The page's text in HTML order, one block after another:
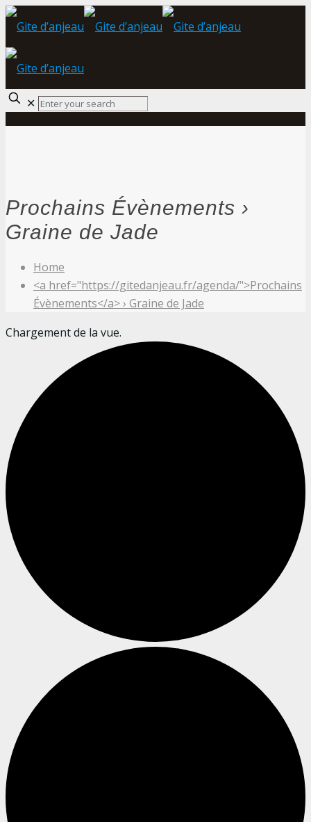
✕
Prochains Évènements ›
Graine de Jade
Home
<a href="https://gitedanjeau.fr/agenda/">Prochains
Évènements</a> › Graine de Jade
Chargement de la vue.